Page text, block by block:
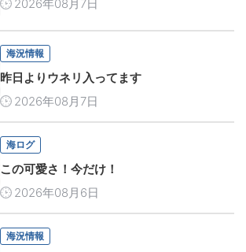
2026年08月7日
海況情報
昨日よりウネリ入ってます
2026年08月7日
海ログ
この可愛さ！今だけ！
2026年08月6日
海況情報